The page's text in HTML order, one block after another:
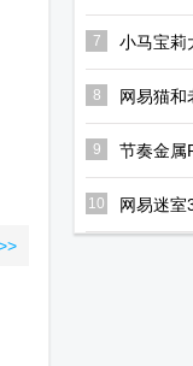
7
小马宝莉
最新版
8 网易猫和
9
节奏金属
版
10
网易迷室
手机版